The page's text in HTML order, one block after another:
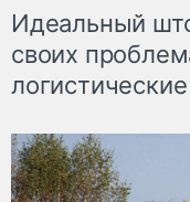
Идеальный
своих